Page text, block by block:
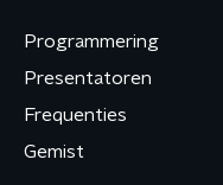
Programmering
Presentatoren
Frequenties
Gemist